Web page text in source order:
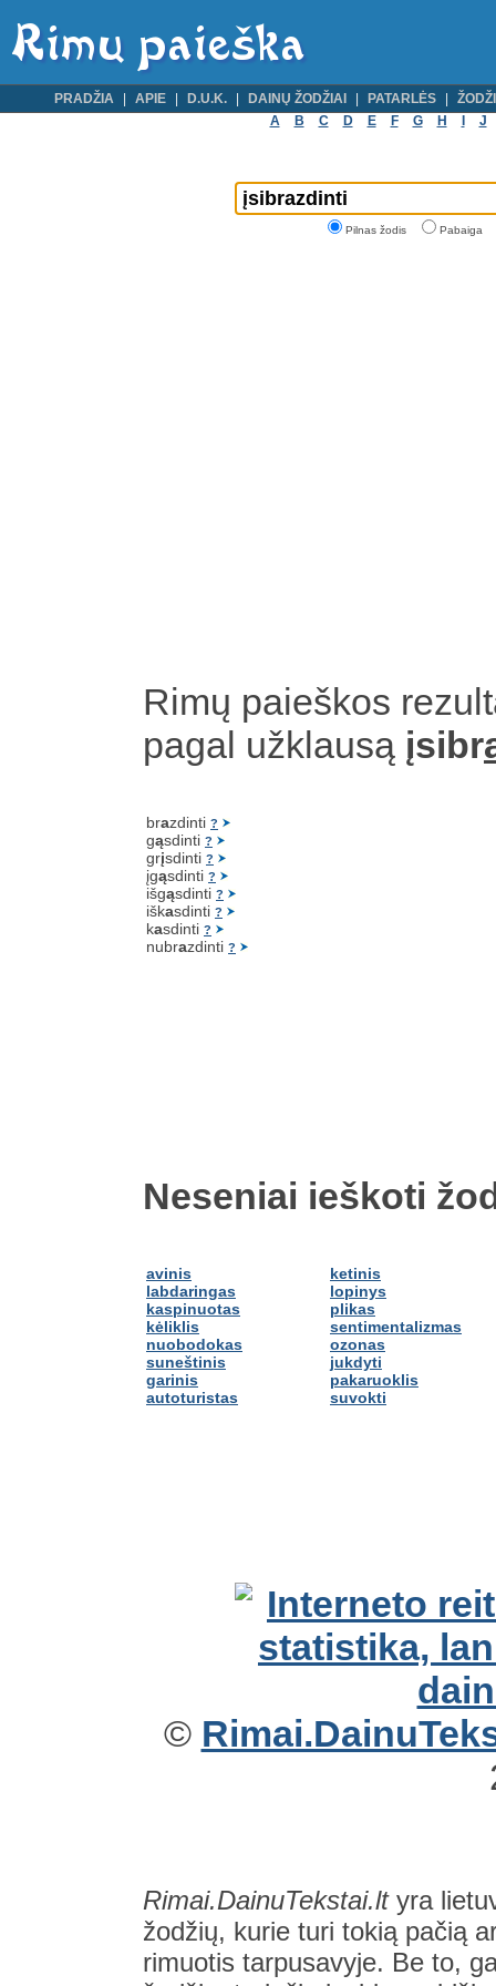
PRADŽIA APIE D.U.K. DAINŲ ŽODŽIAI PATARLĖS
A
B C D E F G H J
Pilnas žodis Pabaiga
Rimų paieškos
pagal užklausą įsibr
brazdinti ?
gąsdinti ?
grįsdinti ?
įgąsdinti ?
išgąsdinti ?
iškasdinti ?
kasdinti ?
nubrazdinti ?
Neseniai ieškoti
avinis
labdaringas
kaspinuotas
kėliklis
nuobodokas
suneštinis
garinis
autoturistas
ketinis
lopinys
plikas
sentimentalizmas
ozonas
jukdyti
pakaruoklis
suvokti
©
Rimai.DainuTekstai.ltyra
žodžių, kurie turi tokią pačią
rimuotis tarpusavyje. Be to,